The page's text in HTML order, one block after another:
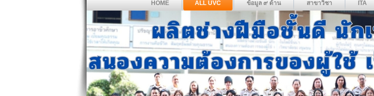
HOME ALL UVC ข้อมูล ๙ ด้าน สาขาวิชา ITA